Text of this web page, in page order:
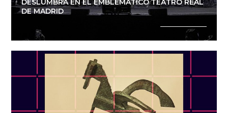
DE MADRID